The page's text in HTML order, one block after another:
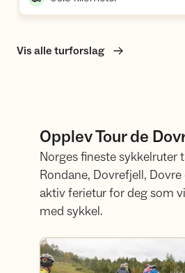
Vis alle turforslag
Opplev Tour de
Norges fineste sykkelruter
Rondane, Dovrefjell, Dovre
aktiv ferietur for deg som
med sykkel.
Les mer om turen